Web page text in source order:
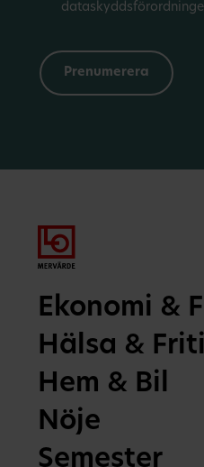
Ekonomi &
Hälsa &
Hem & Bil
Nöje
Semester